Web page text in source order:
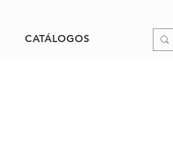
CATÁLOGOS